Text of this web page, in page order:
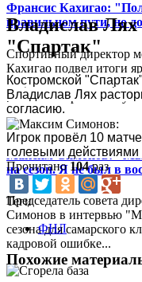
Франсис Кахигао:
правильном пути, но
Спортивный директор
Кахигао подвел итоги
в кубковом матче
рассказал о работе
Максим Симонов: "Мы
на сезон. Я не был в
Председатель совета
Симонов в интервью
сезона для самарского
кадровой ошибке...
Владислав Лях
"Спартак"
Костромской
Владислав Лях
согласию.
Игрок провёл 10
голевыми действиями
Прочитано104раз
Теги
ФНЛ
Похожие